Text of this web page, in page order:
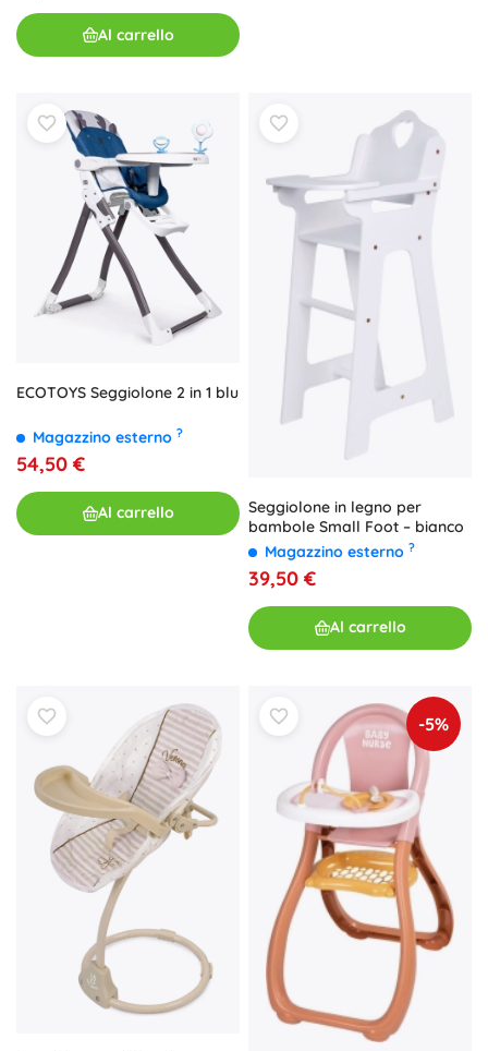
Al carrello
ECOTOYS Seggiolone 2 in 1 blu
Magazzino esterno ?
54,50 €
Al carrello
Seggiolone in legno per
bambole Small Foot – bianco
Magazzino esterno ?
39,50 €
Al carrello
-5%